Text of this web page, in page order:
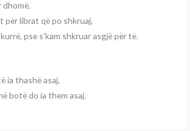
dhomë.
për librat që po shkruaj,
pse s’kam shkruar asgjë për të.
ia thashë asaj,
botë do ia them asaj.